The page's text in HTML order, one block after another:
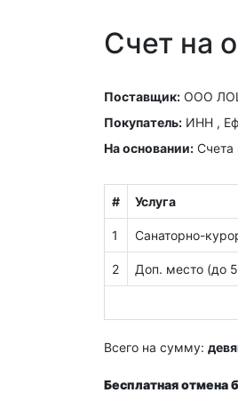
Счет на
Поставщик: ООО ЛОЦ
Покупатель: ИНН ,
На основании: Счета
# Услуга
1 Cанаторно-
2 Доп. место (до
Всего на сумму:
Бесплатная отмена